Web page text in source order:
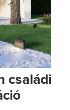
családi